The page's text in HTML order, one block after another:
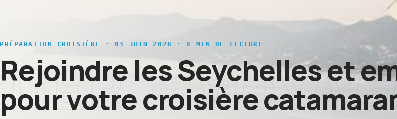
PRÉPARATION CROISIÈRE · 03 JUIN 2026 · 8 MIN DE LECTURE
Rejoindre les Seychelles et
pour votre croisière